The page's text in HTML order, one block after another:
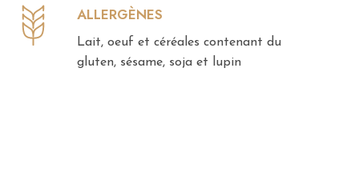
ALLERGÈNES
Lait, oeuf et céréales contenant du
gluten, sésame, soja et lupin